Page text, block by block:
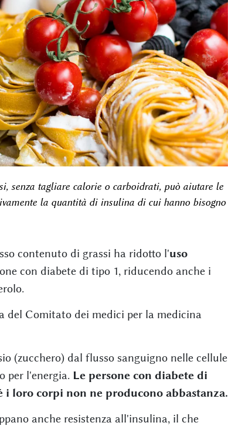
senza tagliare calorie o carboidrati, può aiutare le
la quantità di insulina di cui hanno bisogno
contenuto di grassi ha ridotto l'uso
con diabete di tipo 1, riducendo anche i
del Comitato dei medici per la medicina
(zucchero) dal flusso sanguigno nelle cellule
per l'energia. Le persone con diabete di
loro corpi non ne producono abbastanza.
anche resistenza all'insulina, il che